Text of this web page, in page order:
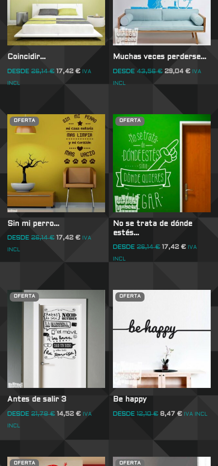
Coincidir…
DESDE 26,14€ 17,42 € IVA
INCL
Muchas veces perderse…
DESDE 43,56€ 29,04€ IVA
INCL
OFERTA
Sin mi perro…
DESDE 26,14€ 17,42 € IVA
INCL
OFERTA
No se trata de dónde
estés…
DESDE 26,14€ 17,42€ IVA
INCL
OFERTA
Antes de salir 3
DESDE 21,78€ 14,52 € IVA
INCL
OFERTA
Be happy
DESDE 12,10€ 8,47€ IVA INCL
OFERTA OFERTA